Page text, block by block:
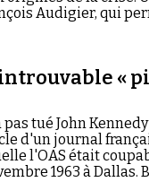
Audigier, qui
«
tué John
d'un journal
l'OAS était
1963 à Dallas.